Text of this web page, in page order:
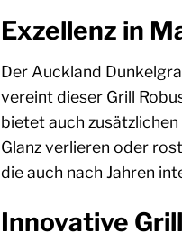
Exzellenz in
Der Auckland
vereint dieser Grill
bietet auch
Glanz verlieren oder
die auch nach Jahren
Innovative